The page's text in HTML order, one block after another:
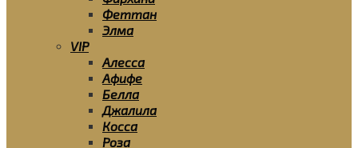
Феттан
Элма
VIP
Алесса
Афифе
Белла
Джалила
Косса
Роза